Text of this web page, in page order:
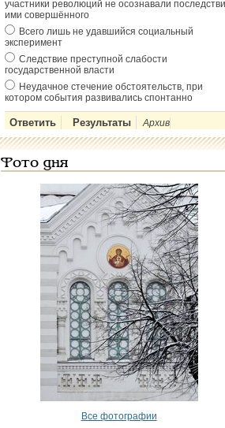
участники революций не осознавали
ими совершённого
Всего лишь не удавшийся социальный
эксперимент
Следствие преступной слабости
государственной власти
Неудачное стечение обстоятельств, при
котором события развивались спонтанно
Архив
Фото дня
Все фотографии